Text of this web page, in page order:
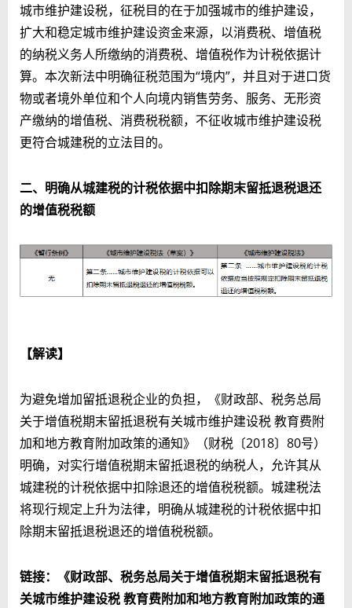
城市维护建设税，征税目的在于加强城市的维护建设，
扩大和稳定城市维护建设资金来源，以消费税、增值税
的纳税义务人所缴纳的消费税、增值税作为计税依据计
算。本次新法中明确征税范围为“境内”，并且对于进口货
物或者境外单位和个人向境内销售劳务、服务、无形资
产缴纳的增值税、消费税税额，不征收城市维护建设税
更符合城建税的立法目的。
二、明确从城建税的计税依据中扣除期末留抵退税退还
的增值税税额
【解读】
为避免增加留抵退税企业的负担，《财政部、税务总局
关于增值税期末留抵退税有关城市维护建设税 教育费附
加和地方教育附加政策的通知》（财税〔2018〕80号）
明确，对实行增值税期末留抵退税的纳税人，允许其从
城建税的计税依据中扣除退还的增值税税额。城建税法
将现行规定上升为法律，明确从城建税的计税依据中扣
除期末留抵退税退还的增值税税额。
链接：《财政部、税务总局关于增值税期末留抵退税有
关城市维护建设税教育费附加和地方教育附加政策的通